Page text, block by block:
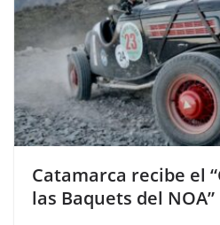
Catamarca recibe el
las Baquets del NOA”